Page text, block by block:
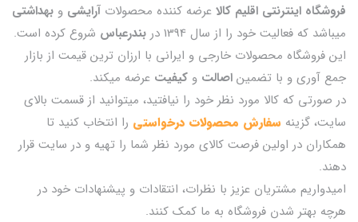
فروشگاه اینترنتی اقلیم کالا عرضه کننده محصولات آرایشی و بهداشتی
میباشد که فعالیت خود را از سال 1394 در
بندرعباس شروع کرده است.
این فروشگاه محصولات خارجی و ایرانی با ارزان ترین قیمت از بازار
جمع آوری و با تضمین اصالت و کیفیت عرضه میکند.
در صورتی که کالا مورد نظر خود را نیافتید، میتوانید از قسمت بالای
سایت، گزینه سفارش محصولات درخواستی را انتخاب کنید تا
همکاران در اولین فرصت کالای مورد نظر شما را تهیه و در سایت قرار
دهند.
امیدواریم مشتریان عزیز با نظرات، انتقادات و پیشنهادات خود در
هرچه بهتر شدن فروشگاه به ما کمک کنند.